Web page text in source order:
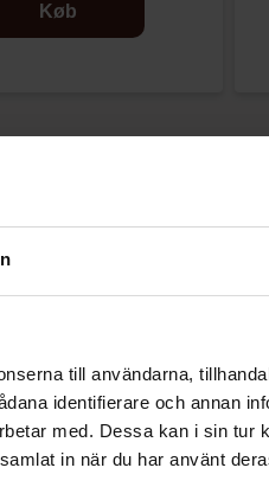
till användarna,
identifierare och annan
med. Dessa kan i sin tur
in när du har använt
Køb